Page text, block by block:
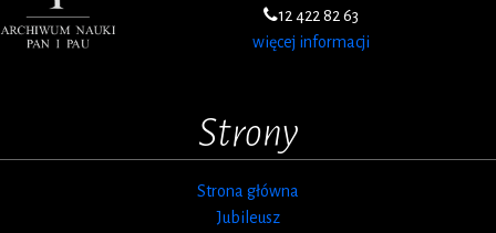
12 422 82 63
więcej informacji
Strony
Strona główna
Jubileusz